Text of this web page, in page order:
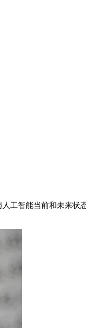
工智能当前和未来状